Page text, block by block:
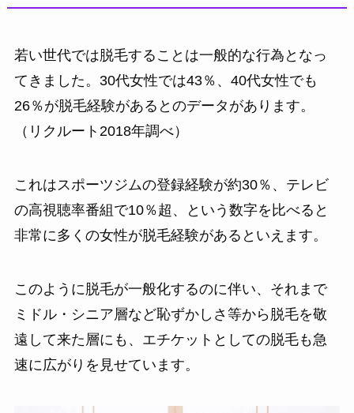
若い世代では脱毛することは一般的な行為となっ
てきました。30代女性では43％、40代女性でも
26％が脱毛経験があるとのデータがあります。
（リクルート2018年調べ）
これはスポーツジムの登録経験が約30％、テレビ
の高視聴率番組で10％超、という数字を比べると
非常に多くの女性が脱毛経験があるといえます。
このように脱毛が一般化するのに伴い、それまで
ミドル・シニア層など恥ずかしさ等から脱毛を敬
遠して来た層にも、エチケットとしての脱毛も急
速に広がりを見せています。